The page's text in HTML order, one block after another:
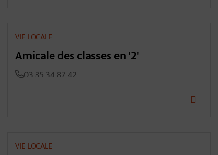
VIE LOCALE
Amicale des classes en '2'
03 85 34 87 42
VIE LOCALE